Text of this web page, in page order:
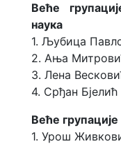
ц
и
ј
е
П
р
е
с
е
Веће
наука
1. Љубица
2. Ања
3. Лена
4. Срђан Бјелић
Веће
1. Урош